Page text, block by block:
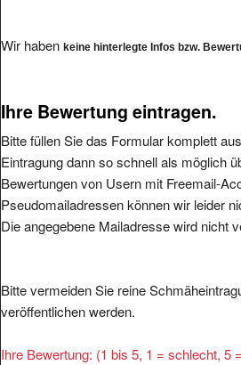
Wir haben keine hinterlegte Infos bzw.
Ihre Bewertung eintragen.
Bitte füllen Sie das Formular komplett
Eintragung dann so schnell als möglich
Bewertungen von Usern mit Freemail-
Pseudomailadressen können wir leider
Die angegebene Mailadresse wird nicht
Bitte vermeiden Sie reine
veröffentlichen werden.
Ihre Bewertung: (1 bis 5, 1 = schlecht, 5